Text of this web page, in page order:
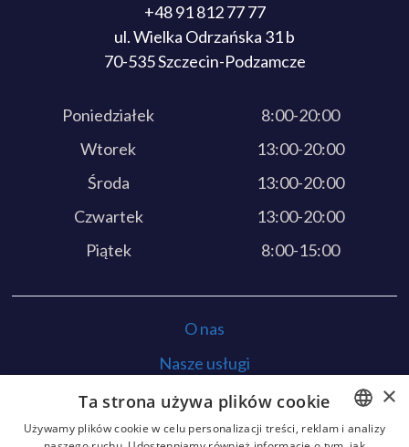
+48 91 812 77 77
ul. Wielka Odrzańska 31 b
70-535 Szczecin-Podzamcze
Poniedziałek
8:00-20:00
Wtorek
13:00-20:00
Środa
13:00-20:00
Czwartek
13:00-20:00
Piątek
8:00-15:00
O nas
Nasze usługi
Opinie
Kontakt
×
Ta strona używa plików cookie
Używamy plików cookie w celu personalizacji treści, reklam i analizy